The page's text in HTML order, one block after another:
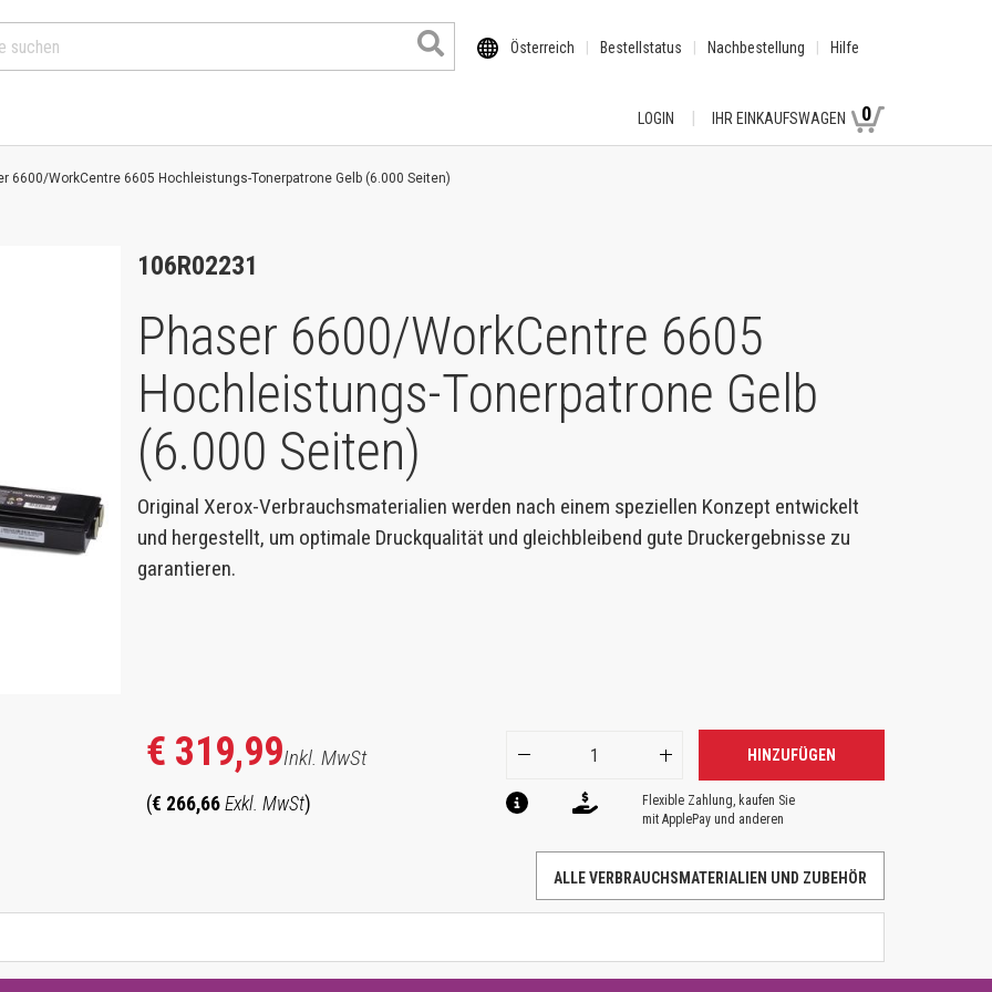
Österreich Bestellstatus Nachbestellung Hilfe
LOGIN IHR EINKAUFSWAGEN 0
6600/WorkCentre 6605 Hochleistungs-Tonerpatrone Gelb (6.000 Seiten)
106R02231
Phaser 6600/WorkCentre 6605
Hochleistungs-Tonerpatrone Gelb
(6.000 Seiten)
Original Xerox-Verbrauchsmaterialien werden nach einem speziellen Konzept entwickelt
und hergestellt, um optimale Druckqualität und gleichbleibend gute Druckergebnisse zu
garantieren.
€ 319,99Inkl. MwSt
(€ 266,66 Exkl. MwSt)
HINZUFÜGEN
Flexible Zahlung, kaufen Sie
mit ApplePay und anderen
ALLE VERBRAUCHSMATERIALIEN UND ZUBEHÖR